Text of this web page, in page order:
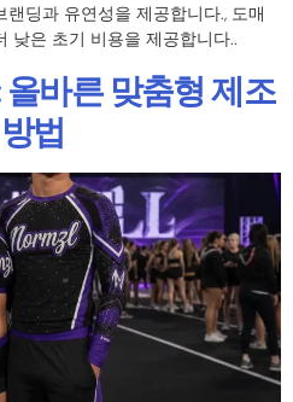
딩과 유연성을 제공합니다., 도매
낮은 초기 비용을 제공합니다..
바른 맞춤형 제조
법